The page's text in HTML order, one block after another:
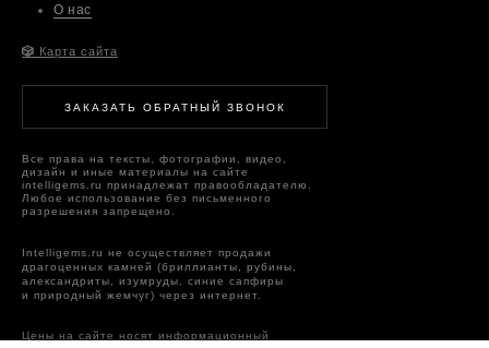
ЗАКАЗАТЬ ОБРАТНЫЙ ЗВОНОК
Intelligems.ru не осуществляет продажи
драгоценных камней (бриллианты, рубины,
александриты, изумруды, синие сапфиры
и природный жемчуг) через интернет.
Цены на сайте носят информационный
Все права на тексты, фотографии, видео,
дизайн и иные материалы на сайте
intelligems.ru принадлежат правообладателю.
Любое использование без письменного
разрешения запрещено.
О нас
🎲 Карта сайта